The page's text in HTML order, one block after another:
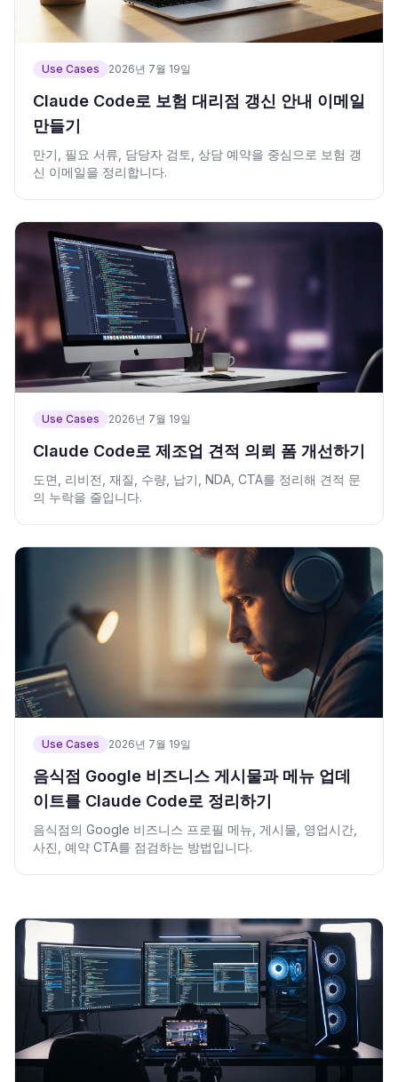
Use Cases 2026년 7월 19일
Claude Code로 보험 대리점 갱신 안내 이메일
만들기
만기, 필요 서류, 담당자 검토, 상담 예약을 중심으로 보험 갱
신 이메일을 정리합니다.
Use Cases 2026년 7월 19일
Claude Code로 제조업 견적 의뢰 폼 개선하기
도면, 리비전, 재질, 수량, 납기, NDA, CTA를 정리해 견적 문
의 누락을 줄입니다.
Use Cases 2026년 7월 19일
음식점 Google 비즈니스 게시물과 메뉴 업데
이트를 Claude Code로 정리하기
음식점의 Google 비즈니스 프로필 메뉴, 게시물, 영업시간,
사진, 예약 CTA를 점검하는 방법입니다.